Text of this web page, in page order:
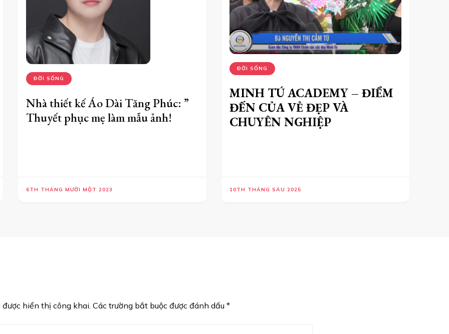
ĐỜI SỐNG
Nhà thiết kế Áo Dài Tăng Phúc: ”
Thuyết phục mẹ làm mẫu ảnh!
6TH THÁNG MƯỜI MỘT 2023
ĐỜI SỐNG
MINH TÚ ACADEMY – ĐIỂM
ĐẾN CỦA VẺ ĐẸP VÀ
CHUYÊN NGHIỆP
10TH THÁNG SÁU 2025
hiển thị công khai. Các trường bắt buộc được đánh dấu *